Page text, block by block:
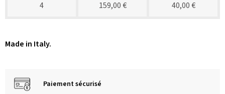
4 159,00 € 40,00 €
Made in Italy.
Paiement sécurisé